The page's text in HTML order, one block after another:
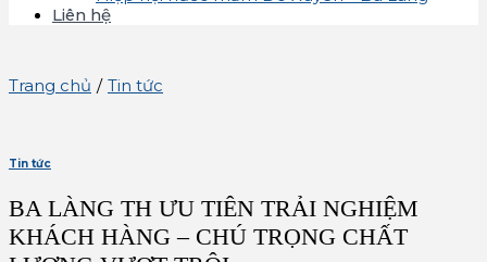
Liên hệ
Trang chủ / Tin tức
Tin tức
BA LÀNG TH ƯU TIÊN TRẢI NGHIỆM
KHÁCH HÀNG – CHÚ TRỌNG CHẤT